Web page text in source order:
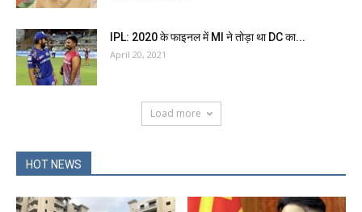
IPL: 2020 के फाइनल में MI ने तोड़ा था DC का...
April 20, 2021
Load more
HOT NEWS